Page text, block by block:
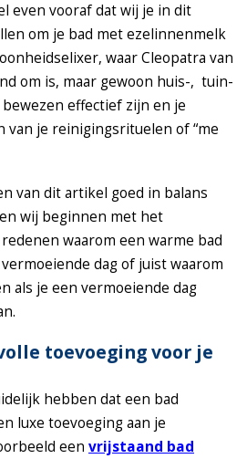
even vooraf dat wij je in dit
om je bad met ezelinnenmelk
waar Cleopatra van
om is, maar gewoon huis-, tuin-
effectief zijn en je
van je reinigingsrituelen of “me
van dit artikel goed in balans
wij beginnen met het
waarom een warme bad
dag of juist waarom
als je een vermoeiende dag
toevoeging voor je
hebben dat een bad
luxe toevoeging aan je
een vrijstaand bad